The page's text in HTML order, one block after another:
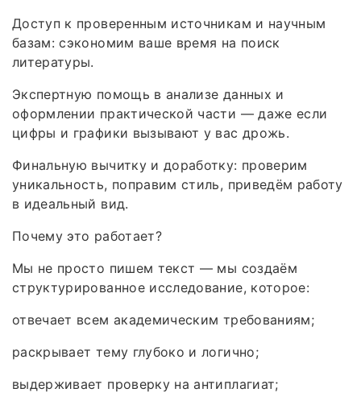
Доступ к проверенным источникам и научным
базам: сэкономим ваше время на поиск
литературы.
Экспертную помощь в анализе данных и
оформлении практической части — даже если
цифры и графики вызывают у вас дрожь.
Финальную вычитку и доработку: проверим
уникальность, поправим стиль, приведём работу
в идеальный вид.
Почему это работает?
Мы не просто пишем текст — мы создаём
структурированное исследование, которое:
отвечает всем академическим требованиям;
раскрывает тему глубоко и логично;
выдерживает проверку на антиплагиат;